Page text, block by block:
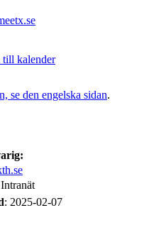
till kalender
se den engelska sidan.
: 2025-02-07